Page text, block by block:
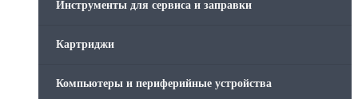
Инструменты для сервиса и заправки
Картриджи
Компьютеры и периферийные устройства